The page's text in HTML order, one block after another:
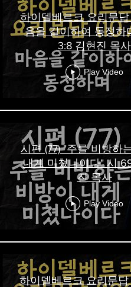
하이델베르크 요리문답
음을 같이하여 동정하
3:8 김현진 목사
Play Video
시편 (77) "주를 비방하
내게 미쳤나이다" 시
진 목사
Play Video
하이델베르크 요리문답